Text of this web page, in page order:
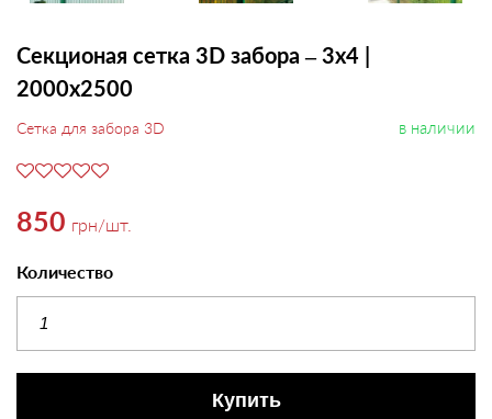
Секционая сетка 3D забора – 3х4 |
2000х2500
Сетка для забора 3D в наличии
850 грн/шт.
Количество
Купить